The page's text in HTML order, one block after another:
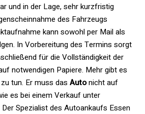
und in der Lage, sehr kurzfristig
des Fahrzeugs
kann sowohl per Mail als
In Vorbereitung des Termins sorgt
für die Vollständigkeit der
notwendigen Papiere. Mehr gibt es
tun. Er muss das Autonicht auf
es bei einem Verkauf unter
Spezialist des Autoankaufs Essen